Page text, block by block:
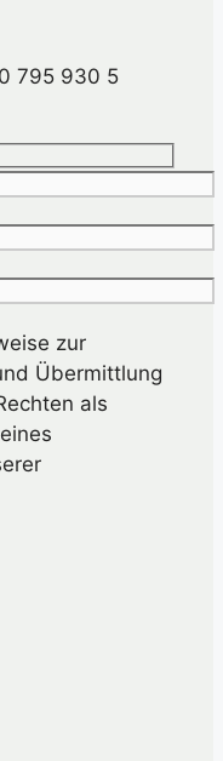
795 930 5
zur
Übermittlung
als